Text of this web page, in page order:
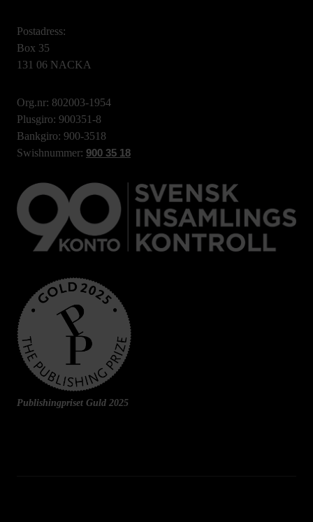
Postadress:
Box 35
131 06 NACKA
Org.nr: 802003-1954
Plusgiro: 900351-8
Bankgiro: 900-3518
Swishnummer: 900 35 18
Publishingpriset Guld 2025